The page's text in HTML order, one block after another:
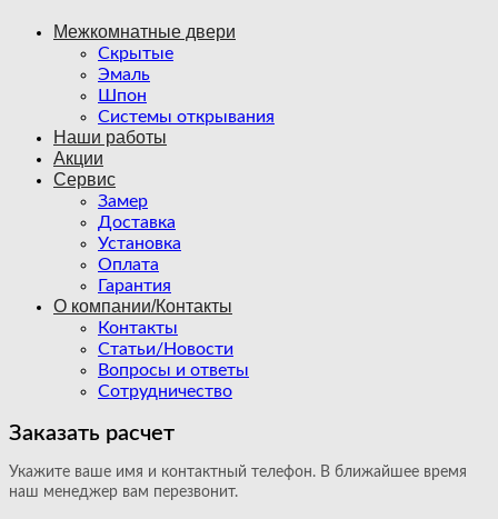
Межкомнатные двери
Скрытые
Эмаль
Шпон
Системы открывания
Наши работы
Акции
Сервис
Замер
Доставка
Установка
Оплата
Гарантия
О компании/Контакты
Контакты
Статьи/Новости
Вопросы и ответы
Сотрудничество
Заказать расчет
Укажите ваше имя и контактный телефон. В ближайшее время
наш менеджер вам перезвонит.